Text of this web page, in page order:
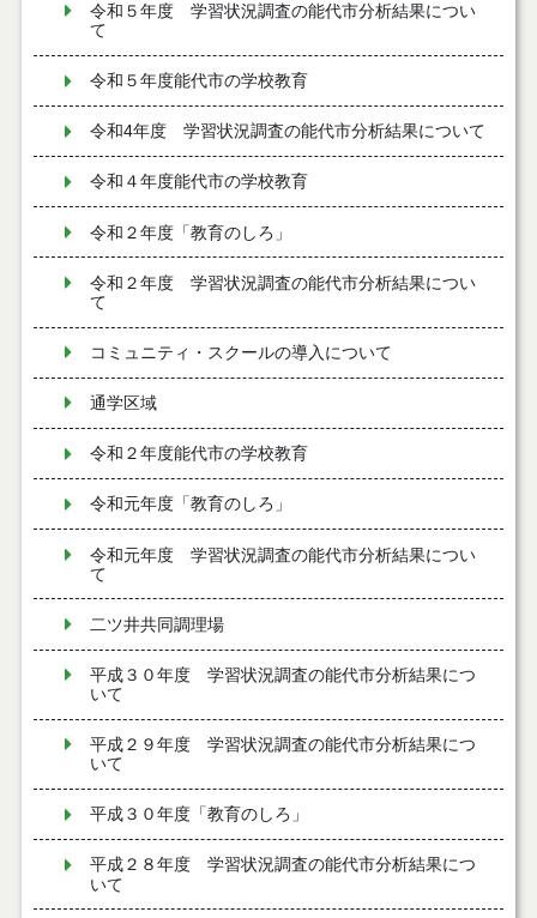
令和５年度 学習状況調査の能代市分析結果につい
て
令和５年度能代市の学校教育
令和4年度 学習状況調査の能代市分析結果について
令和４年度能代市の学校教育
令和２年度「教育のしろ」
令和２年度 学習状況調査の能代市分析結果につい
て
コミュニティ・スクールの導入について
通学区域
令和２年度能代市の学校教育
令和元年度「教育のしろ」
令和元年度 学習状況調査の能代市分析結果につい
て
二ツ井共同調理場
平成３０年度 学習状況調査の能代市分析結果につ
いて
平成２９年度 学習状況調査の能代市分析結果につ
いて
平成３０年度「教育のしろ」
平成２８年度 学習状況調査の能代市分析結果につ
いて